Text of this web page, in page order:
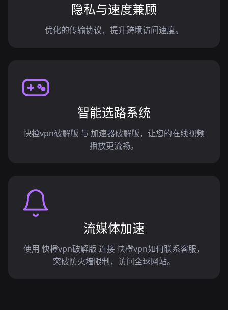
隐私与速度兼顾
优化的传输协议，提升跨境访问速度。
智能选路系统
快橙vpn破解版 与 加速器破解版，让您的在线视频
播放更流畅。
流媒体加速
使用 快橙vpn破解版 连接 快橙vpn如何联系客服，
突破防火墙限制，访问全球网站。